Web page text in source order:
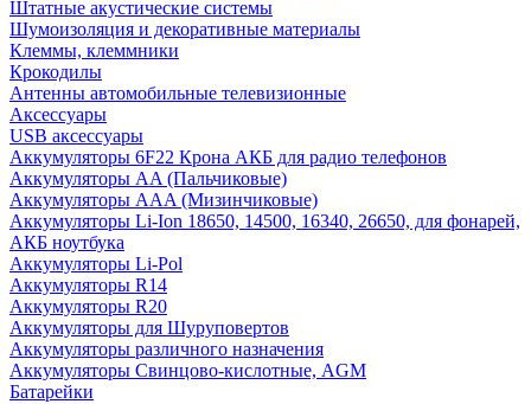
Штатные акустические системы
Шумоизоляция и декоративные материалы
Клеммы, клеммники
Крокодилы
Антенны автомобильные телевизионные
Аксессуары
USB аксессуары
Аккумуляторы 6F22 Крона АКБ для радио телефонов
Аккумуляторы AA (Пальчиковые)
Аккумуляторы AAA (Мизинчиковые)
Аккумуляторы Li-Ion 18650, 14500, 16340, 26650, для фонарей,
АКБ ноутбука
Аккумуляторы Li-Pol
Аккумуляторы R14
Аккумуляторы R20
Аккумуляторы для Шуруповертов
Аккумуляторы различного назначения
Аккумуляторы Свинцово-кислотные, AGM
Батарейки